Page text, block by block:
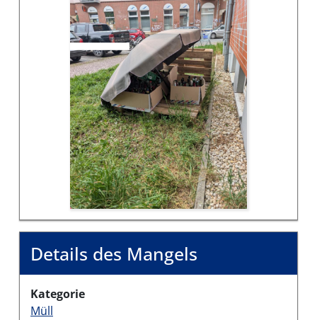
Details des Mangels
Kategorie
Müll